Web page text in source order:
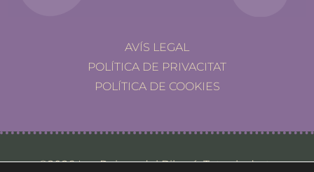
AVÍS LEGAL
POLÍTICA DE PRIVACITAT
POLÍTICA DE COOKIES
©2026 Les Reines del Biberó. Tots els drets